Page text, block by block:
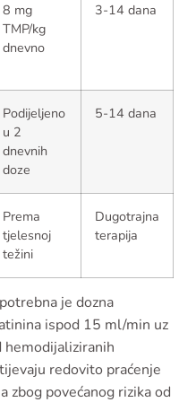
8 mg
TMP/kg
dnevno
3-14 dana
Podijeljeno
u 2
dnevnih
doze
5-14 dana
Prema
tjelesnoj
težini
Dugotrajna
terapija
je dozna
ispod 15 ml/min uz
hemodijaliziranih
redovito praćenje
zbog povećanog rizika od